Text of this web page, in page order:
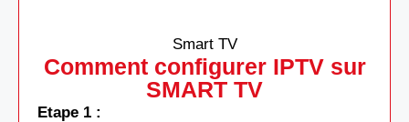
Smart TV
Comment configurer IPTV sur
SMART TV
Etape 1 :